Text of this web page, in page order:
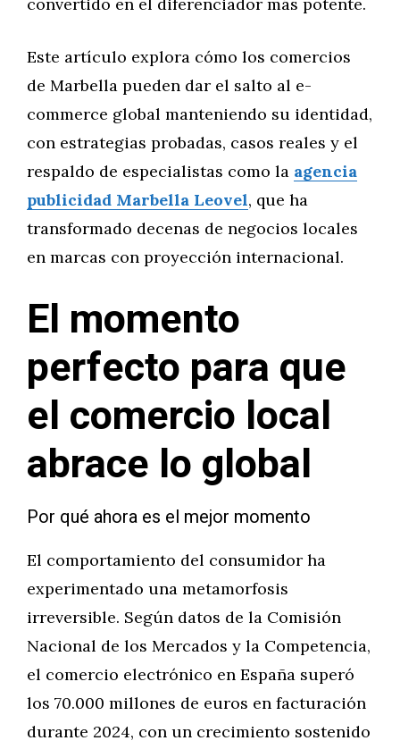
Este artículo explora cómo los comercios
de Marbella pueden dar el salto al e-
commerce global manteniendo su identidad,
con estrategias probadas, casos reales y el
respaldo de especialistas como la agencia
publicidad Marbella Leovel, que ha
transformado decenas de negocios locales
en marcas con proyección internacional.
El momento
perfecto para que
el comercio local
abrace lo global
Por qué ahora es el mejor momento
El comportamiento del consumidor ha
experimentado una metamorfosis
irreversible. Según datos de la Comisión
Nacional de los Mercados y la Competencia,
el comercio electrónico en España superó
los 70.000 millones de euros en facturación
durante 2024, con un crecimiento sostenido